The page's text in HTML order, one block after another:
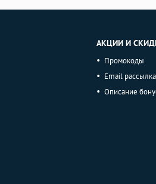
АКЦИИ И
Промокоды
Email рассылка
Описание